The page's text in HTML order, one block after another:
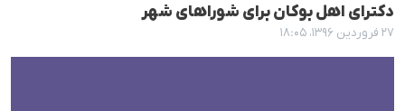
دکترای اهل بوکان برای شوراهای شهر
۲۷ فروردین ۱۳۹۶، ۱۸:۰۵